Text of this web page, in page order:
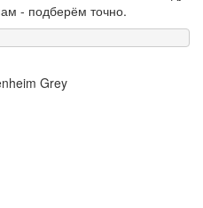
- подберём точно.
Grey